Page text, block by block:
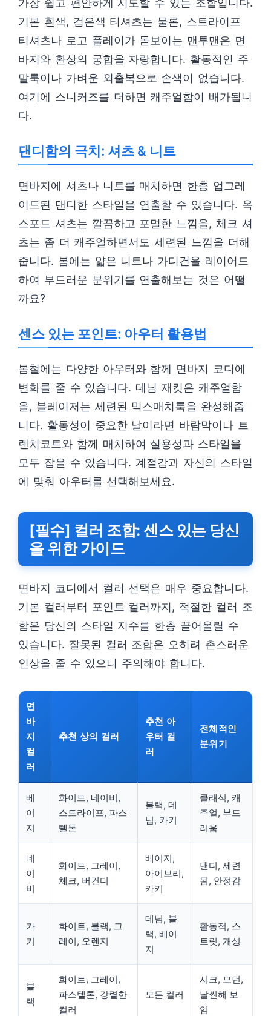
가장 쉽고 편안하게 시도할 수 있는 조합입니다.
기본 흰색, 검은색 티셔츠는 물론, 스트라이프
티셔츠나 로고 플레이가 돋보이는 맨투맨은 면
바지와 환상의 궁합을 자랑합니다. 활동적인 주
말룩이나 가벼운 외출복으로 손색이 없습니다.
여기에 스니커즈를 더하면 캐주얼함이 배가됩니
다.
댄디함의 극치: 셔츠 & 니트
면바지에 셔츠나 니트를 매치하면 한층 업그레
이드된 댄디한 스타일을 연출할 수 있습니다. 옥
스포드 셔츠는 깔끔하고 포멀한 느낌을, 체크 셔
츠는 좀 더 캐주얼하면서도 세련된 느낌을 더해
줍니다. 봄에는 얇은 니트나 가디건을 레이어드
하여 부드러운 분위기를 연출해보는 것은 어떨
까요?
센스 있는 포인트: 아우터 활용법
봄철에는 다양한 아우터와 함께 면바지 코디에
변화를 줄 수 있습니다. 데님 재킷은 캐주얼함
을, 블레이저는 세련된 믹스매치룩을 완성해줍
니다. 활동성이 중요한 날이라면 바람막이나 트
렌치코트와 함께 매치하여 실용성과 스타일을
모두 잡을 수 있습니다. 계절감과 자신의 스타일
에 맞춰 아우터를 선택해보세요.
[필수] 컬러 조합: 센스 있는 당신
을 위한 가이드
면바지 코디에서 컬러 선택은 매우 중요합니다.
기본 컬러부터 포인트 컬러까지, 적절한 컬러 조
합은 당신의 스타일 지수를 한층 끌어올릴 수
있습니다. 잘못된 컬러 조합은 오히려 촌스러운
인상을 줄 수 있으니 주의해야 합니다.
면
바
지
컬
러
추천 상의 컬러
추천 아
우터 컬
러
전체적인
분위기
베
이
지
화이트, 네이비,
스트라이프, 파스
텔톤
블랙, 데
님, 카키
클래식, 캐
주얼, 부드
러움
네
이
비
화이트, 그레이,
체크, 버건디
베이지,
아이보리,
카키
댄디, 세련
됨, 안정감
카
키
화이트, 블랙, 그
레이, 오렌지
데님, 블
랙, 베이
지
활동적, 스
트릿, 개성
블
랙
화이트, 그레이,
파스텔톤, 강렬한
컬러
모든 컬러
시크, 모던,
날씬해 보
임